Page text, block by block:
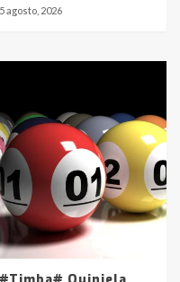
5 agosto, 2026